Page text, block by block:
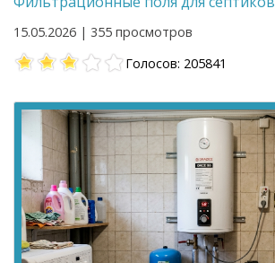
15.05.2026 | 355 просмотров
Голосов: 205841